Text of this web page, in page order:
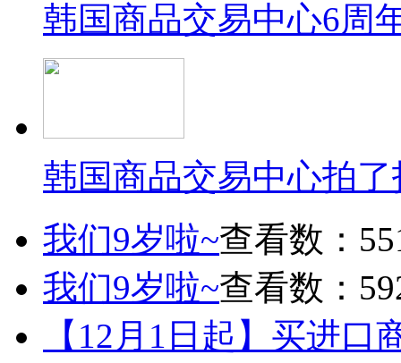
韩国商品交易中心6周
韩国商品交易中心拍
我们9岁啦~查看数：
我们9岁啦~查看数：
【12月1日起】买进口